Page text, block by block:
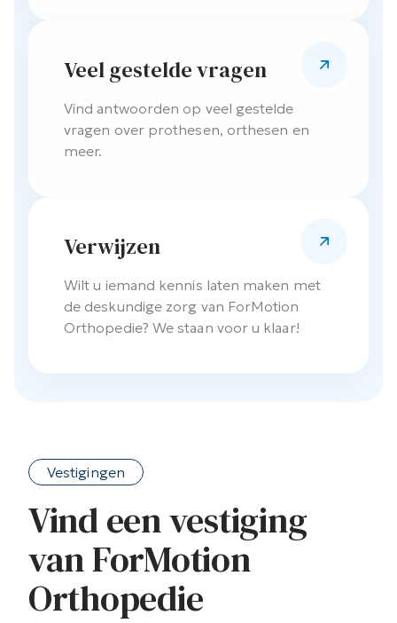
Veel gestelde vragen
Vind antwoorden op veel gestelde
vragen over prothesen, orthesen en
meer.
Verwijzen
Wilt u iemand kennis laten maken met
de deskundige zorg van ForMotion
Orthopedie? We staan voor u klaar!
Vestigingen
Vind een vestiging
van ForMotion
Orthopedie